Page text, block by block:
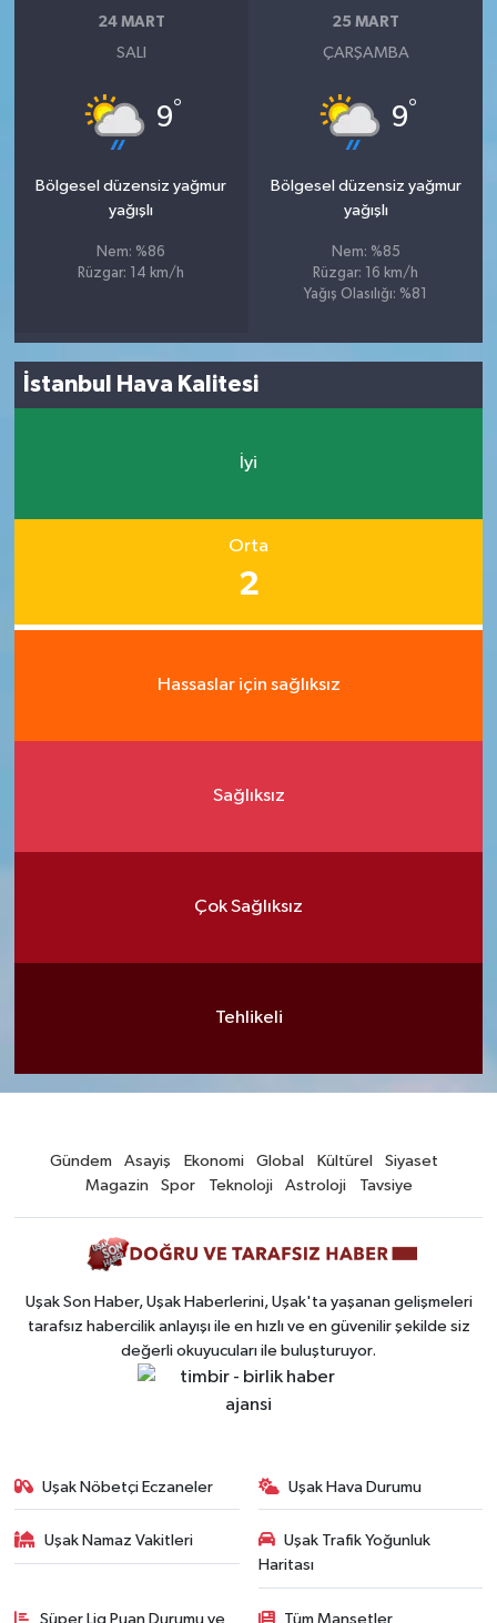
24 MART
SALI
9°
Bölgesel düzensiz yağmur
yağışlı
Nem: %86
Rüzgar: 14 km/h
25 MART
ÇARŞAMBA
9°
Bölgesel düzensiz yağmur
yağışlı
Nem: %85
Rüzgar: 16 km/h
Yağış Olasılığı: %81
İstanbul Hava Kalitesi
İyi
Orta
2
Hassaslar için sağlıksız
Sağlıksız
Çok Sağlıksız
Tehlikeli
Gündem Asayiş Ekonomi Global Kültürel
Siyaset
Magazin
Spor Teknoloji Astroloji Tavsiye
Uşak Son Haber, Uşak Haberlerini, Uşak'ta yaşanan gelişmeleri
tarafsız habercilik anlayışı ile en hızlı ve en güvenilir şekilde siz
değerli okuyucuları ile buluşturuyor.
Uşak Nöbetçi Eczaneler Uşak Hava Durumu
Uşak Namaz Vakitleri
Uşak Trafik Yoğunluk
Haritası
Süper Lig Puan Durumu ve Tüm Manşetler